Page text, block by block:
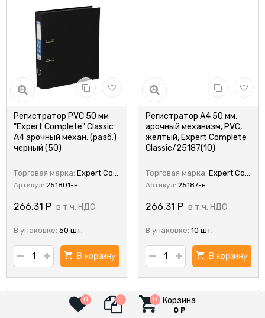
Регистратор PVC 50 мм
"Expert Complete" Classic
А4 арочный механ. (разб.)
черный (50)
Торговая марка: Expert Complete
Артикул: 251801-н
266,31 Р в т.ч. НДС
В упаковке: 50 шт.
В корзину
Регистратор А4 50 мм,
арочный механизм, PVC,
желтый, Expert Complete
Classic/25187(10)
Торговая марка: Expert Complete
Артикул: 25187-н
266,31 Р в т.ч. НДС
В упаковке: 10 шт.
В корзину
0 0 0 Корзина
0 Р